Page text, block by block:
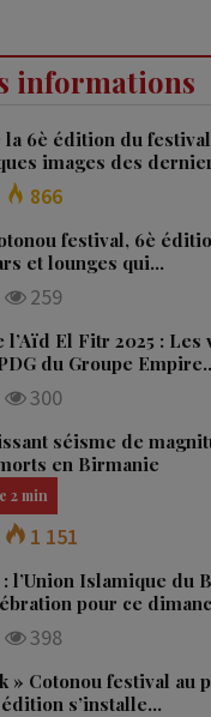
informations
6è édition du
images des
866
festival, 6è
et lounges qui…
259
l’Aïd El Fitr 2025 : Les
du Groupe
300
séisme de
en Birmanie
1 151
: l’Union Islamique du
pour ce
398
» Cotonou festival au
s’installe…